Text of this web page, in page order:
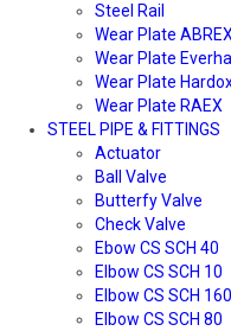
Steel Rail
Wear Plate ABREX
Wear Plate
Wear Plate
Wear Plate RAEX
STEEL PIPE & FITTINGS
Actuator
Ball Valve
Butterfy Valve
Check Valve
Ebow CS SCH 40
Elbow CS SCH 10
Elbow CS SCH 160
Elbow CS SCH 80